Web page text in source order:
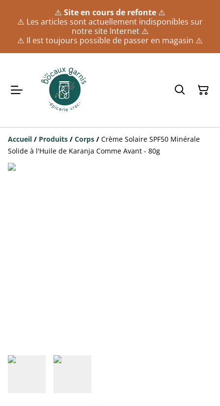
⚠️ Site en cours de refonte ⚠️
⚠️ Les articles sont actuellement indisponibles sur
notre site Internet ⚠️
⚠️ Il est toujours possible de passer en magasin ⚠️
Accueil / Produits / Corps / Crème Solaire SPF50 Minérale
Solide à l'Huile de Karanja Comme Avant - 80g